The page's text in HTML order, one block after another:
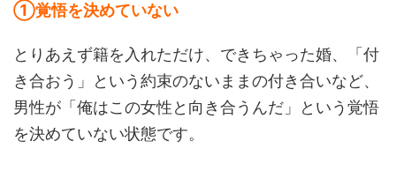
①覚悟を決めていない
とりあえず籍を入れただけ、できちゃった婚、「付
き合おう」という約束のないままの付き合いなど、
男性が「俺はこの女性と向き合うんだ」という覚悟
を決めていない状態です。